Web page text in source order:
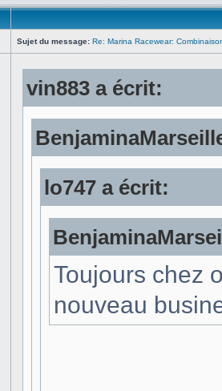
Sujet du message: Re: Marina Racewear:
vin883 a écrit:
lo747 a écrit:
Toujours chez
nouveau